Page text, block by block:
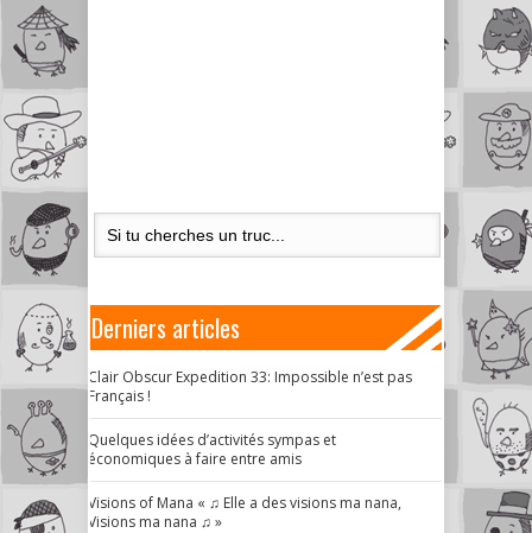
Derniers articles
Clair Obscur Expedition 33: Impossible n’est pas
Français !
Quelques idées d’activités sympas et
économiques à faire entre amis
Visions of Mana « ♫ Elle a des visions ma nana,
Visions ma nana ♫ »